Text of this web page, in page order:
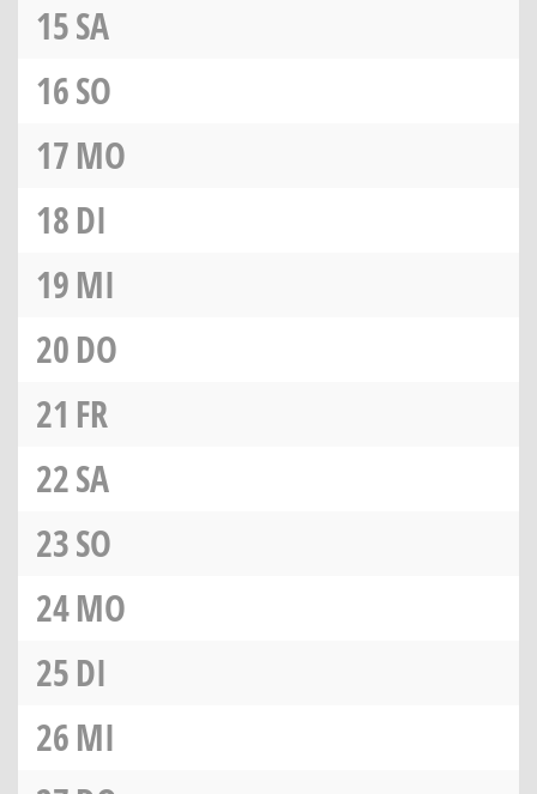
15SA
16SO
17MO
18DI
19MI
20DO
21 FR
22SA
23SO
24MO
25DI
26MI